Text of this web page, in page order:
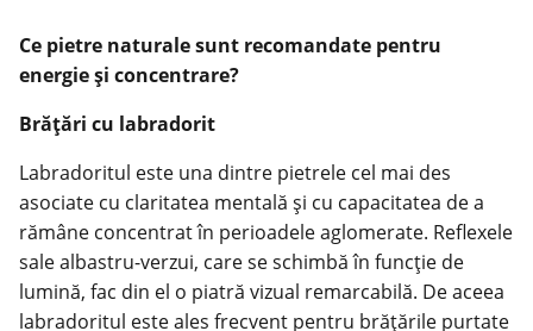
Ce pietre naturale sunt recomandate pentru
energie și concentrare?
Brățări cu labradorit
Labradoritul este una dintre pietrele cel mai des
asociate cu claritatea mentală și cu capacitatea de a
rămâne concentrat în perioadele aglomerate. Reflexele
sale albastru-verzui, care se schimbă în funcție de
lumină, fac din el o piatră vizual remarcabilă. De aceea
labradoritul este ales frecvent pentru brățările purtate